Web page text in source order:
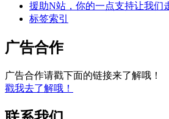
援助N站，你的一点支持让我们
标签索引
广告合作
广告合作请戳下面的链接来了解哦！
戳我去了解哦！